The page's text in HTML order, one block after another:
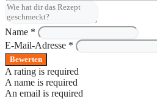
Name *
E-Mail-Adresse *
Bewerten
A rating is required
A name is required
An email is required